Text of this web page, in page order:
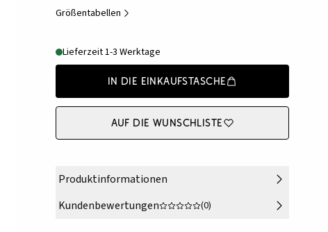
Größentabellen
Lieferzeit 1-3 Werktage
In die Einkaufstasche
Auf die Wunschliste
Produktinformationen
Kundenbewertungen
(0)